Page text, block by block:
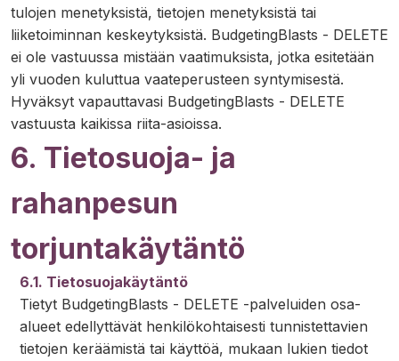
tulojen menetyksistä, tietojen menetyksistä tai
liiketoiminnan keskeytyksistä. BudgetingBlasts - DELETE
ei ole vastuussa mistään vaatimuksista, jotka esitetään
yli vuoden kuluttua vaateperusteen syntymisestä.
Hyväksyt vapauttavasi BudgetingBlasts - DELETE
vastuusta kaikissa riita-asioissa.
6. Tietosuoja- ja
rahanpesun
torjuntakäytäntö
6.1. Tietosuojakäytäntö
Tietyt BudgetingBlasts - DELETE -palveluiden osa-
alueet edellyttävät henkilökohtaisesti tunnistettavien
tietojen keräämistä tai käyttöä, mukaan lukien tiedot